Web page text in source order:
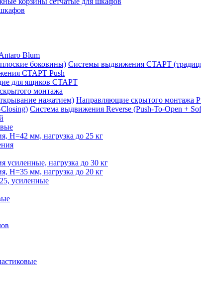
Blum
Системы выдвижения СТАРТ
СТАРТ Push
для ящиков СТАРТ
монтажа
Направляющие скрытого монтажа
Система выдвижения Reverse (Push-To-Open +
H=42 мм, нагрузка до 25 кг
нагрузка до 30 кг
H=35 мм, нагрузка до 20 кг
усиленные